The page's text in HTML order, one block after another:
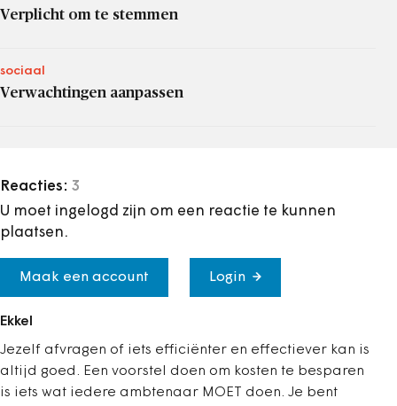
Verplicht om te stemmen
sociaal
Verwachtingen aanpassen
Reacties: 3
U moet ingelogd zijn om een reactie te kunnen
plaatsen.
Maak een account Login
Ekkel
Jezelf afvragen of iets efficiënter en effectiever kan is
altijd goed. Een voorstel doen om kosten te besparen
is iets wat iedere ambtenaar MOET doen. Je bent